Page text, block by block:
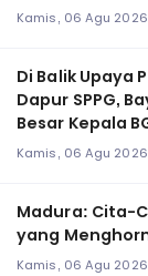
Kamis, 06 Agu 2026
Di Balik Upaya
Dapur SPPG,
Besar Kepala
Kamis, 06 Agu 2026
Madura: Cita-
yang
Kamis, 06 Agu 2026